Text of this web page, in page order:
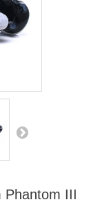
Phantom III